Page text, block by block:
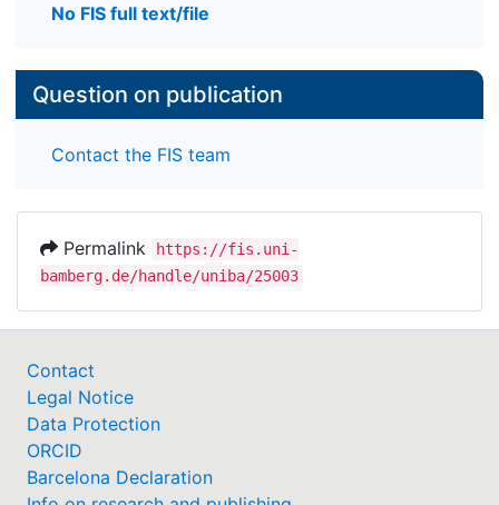
No FIS full text/file
Question on publication
Contact the FIS team
Permalink
https://fis.uni-
bamberg.de/handle/uniba/25003
Contact
Legal Notice
Data Protection
ORCID
Barcelona Declaration